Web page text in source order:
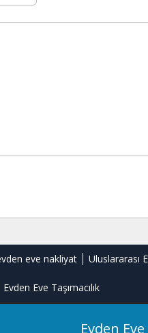
eve nakliyat Uluslararası
Evden Eve Taşımacılık
Evden